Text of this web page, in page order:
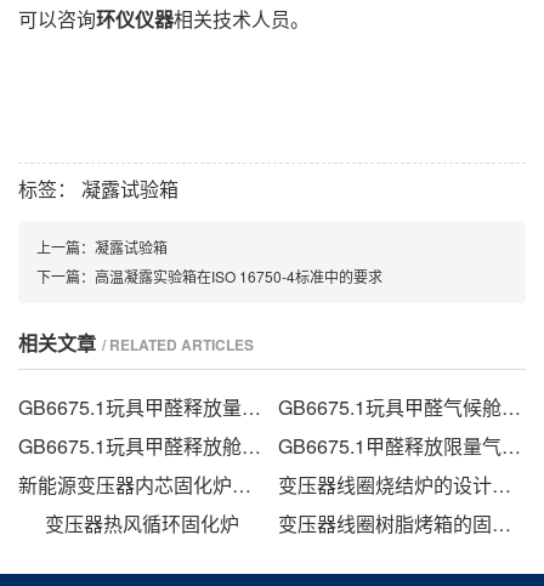
可以咨询环仪仪器相关技术人员。
标签： 凝露试验箱
上一篇： 凝露试验箱
下一篇： 高温凝露实验箱在ISO 16750-4标准中的要求
相关文章 / RELATED ARTICLES
GB6675.1玩具甲醛释放量气候舱
GB6675.1玩具甲醛气候舱的甲醛检测方法
GB6675.1玩具甲醛释放舱技术要求
GB6675.1甲醛释放限量气候箱
新能源变压器内芯固化炉的技术方案
变压器线圈烧结炉的设计方法
变压器热风循环固化炉
变压器线圈树脂烤箱的固化时间与温度的影响